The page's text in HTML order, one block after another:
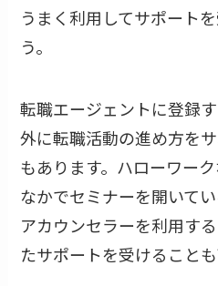
うまく利用してサポート
う。
転職エージェントに登録
外に転職活動の進め方を
もあります。ハローワー
なかでセミナーを開いて
アカウンセラーを利用す
たサポートを受けることも